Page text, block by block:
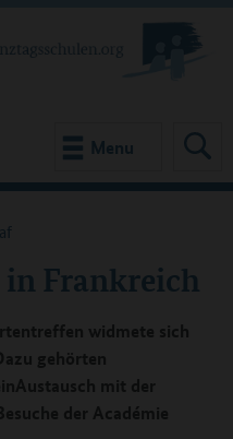
Menu
in Frankreich
widmete sich
gehörten
mit der
der Académie